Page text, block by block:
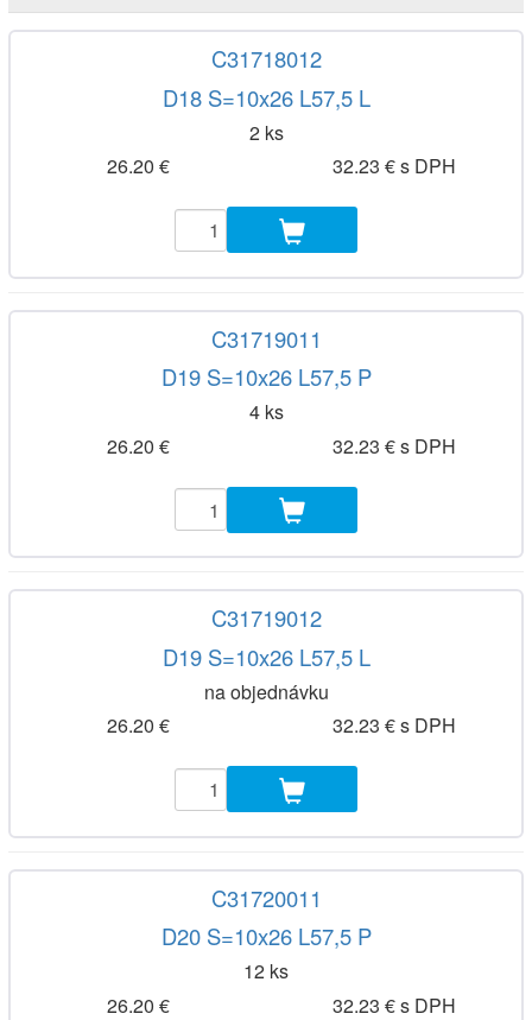
C31718012
D18 S=10x26 L57,5 L
2 ks
26.20 €
32.23 € s DPH
C31719011
D19 S=10x26 L57,5 P
4 ks
26.20 €
32.23 € s DPH
C31719012
D19 S=10x26 L57,5 L
na objednávku
26.20 €
32.23 € s DPH
C31720011
D20 S=10x26 L57,5 P
12 ks
26.20 €
32.23 € s DPH